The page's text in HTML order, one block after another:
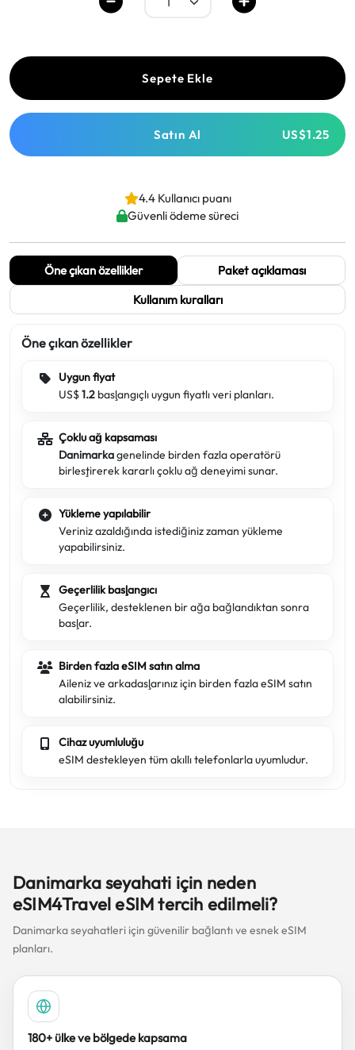
Sepete Ekle
Satın Al US$1.25
4.4 Kullanıcı puanı
Güvenli ödeme süreci
Öne çıkan özellikler
Paket açıklaması
Kullanım kuralları
Öne çıkan özellikler
Uygun fiyat
US$1.2 başlangıçlı uygun fiyatlı veri planları.
Çoklu ağ kapsaması
Danimarkagenelinde birden fazla operatörü
birleştirerek kararlı çoklu ağ deneyimi sunar.
Yükleme yapılabilir
Veriniz azaldığında istediğiniz zaman yükleme
yapabilirsiniz.
Geçerlilik başlangıcı
Geçerlilik, desteklenen bir ağa bağlandıktan sonra
başlar.
Birden fazla eSIM satın alma
Aileniz ve arkadaşlarınız için birden fazla eSIM satın
alabilirsiniz.
Cihaz uyumluluğu
eSIM destekleyen tüm akıllı telefonlarla uyumludur.
Danimarka seyahati için neden
eSIM4Travel eSIM tercih edilmeli?
Danimarka seyahatleri için güvenilir bağlantı ve esnek eSIM
planları.
180+ ülke ve bölgede kapsama